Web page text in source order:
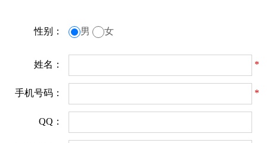
性别： 男 女
姓名： *
手机号码： *
QQ：